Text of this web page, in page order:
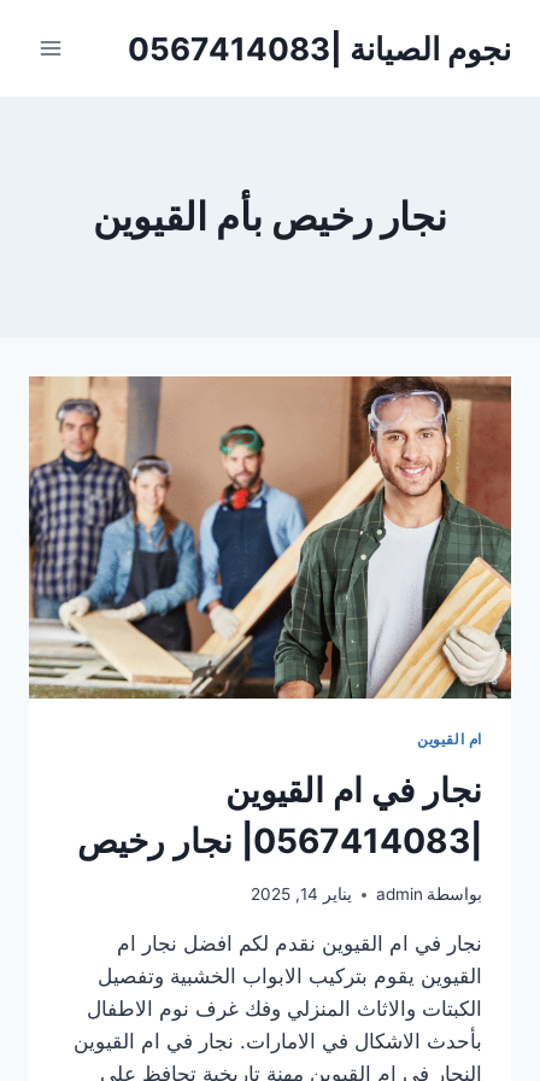
نجوم الصيانة |0567414083
نجار رخيص بأم القيوين
ام القيوين
نجار في ام القيوين
بواسطة admin يناير 14, 2025
نجار في ام القيوين نقدم لكم افضل نجار ام
القيوين يقوم بتركيب الابواب الخشبية وتفصيل
الكبتات والاثاث المنزلي وفك غرف نوم الاطفال
بأحدث الاشكال في الامارات. نجار في ام القيوين
النجار في ام القيوين مهنة تاريخية تحافظ على